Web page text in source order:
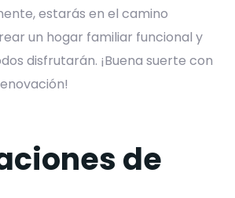
estarás en el camino
un hogar familiar funcional y
disfrutarán. ¡Buena suerte con
de